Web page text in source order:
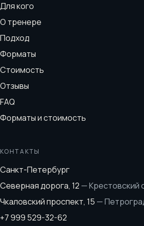
Для кого
О тренере
Подход
Форматы
Стоимость
Отзывы
FAQ
Форматы и стоимость
КОНТАКТЫ
Санкт-Петербург
Северная дорога, 12 —Крестовский
Чкаловский проспект, 15 —
+7 999 529-32-62